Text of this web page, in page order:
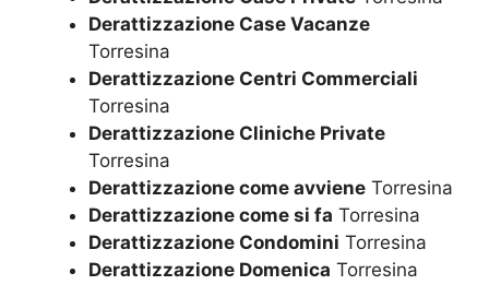
Derattizzazione Case Vacanze
Torresina
Derattizzazione Centri Commerciali
Torresina
Derattizzazione Cliniche Private
Torresina
Derattizzazione come avviene Torresina
Derattizzazione come si fa Torresina
Derattizzazione Condomini Torresina
Derattizzazione Domenica Torresina